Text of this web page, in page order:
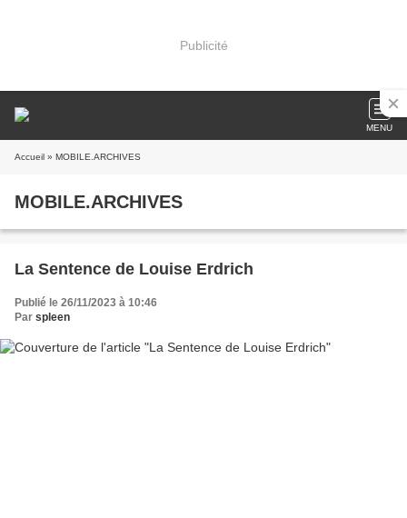
Publicité
MENU
Accueil » MOBILE.ARCHIVES
MOBILE.ARCHIVES
La Sentence de Louise Erdrich
Publié le 26/11/2023 à 10:46
Par spleen